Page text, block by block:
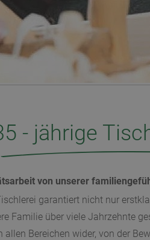
- jährige
von unserer
garantiert nicht nur
Familie über viele Jahrzehnte
Bereichen wider, von der